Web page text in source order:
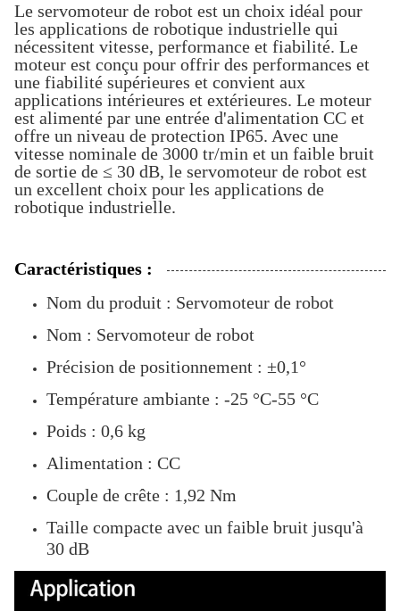
Le servomoteur de robot est un choix idéal pour
les applications de robotique industrielle qui
nécessitent vitesse, performance et fiabilité. Le
moteur est conçu pour offrir des performances et
une fiabilité supérieures et convient aux
applications intérieures et extérieures. Le moteur
est alimenté par une entrée d'alimentation CC et
offre un niveau de protection IP65. Avec une
vitesse nominale de 3000 tr/min et un faible bruit
de sortie de ≤ 30 dB, le servomoteur de robot est
un excellent choix pour les applications de
robotique industrielle.
Caractéristiques :
Nom du produit : Servomoteur de robot
Nom : Servomoteur de robot
Précision de positionnement : ±0,1°
Température ambiante : -25 °C-55 °C
Poids : 0,6 kg
Alimentation : CC
Couple de crête : 1,92 Nm
Taille compacte avec un faible bruit jusqu'à
30 dB